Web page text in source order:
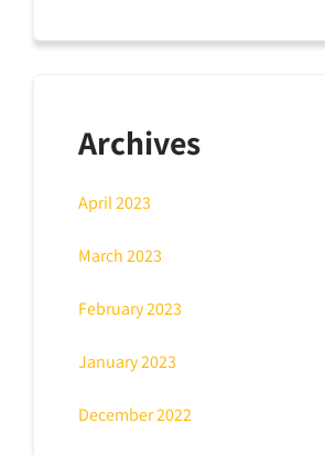
Archives
April 2023
March 2023
February 2023
January 2023
December 2022